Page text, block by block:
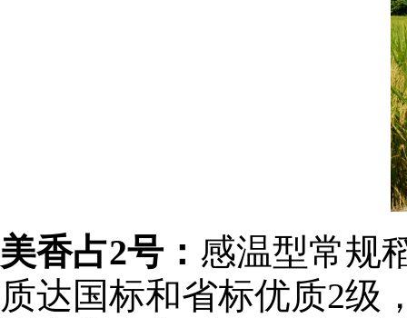
美香占2号： 感温型常规
质达国标和省标优质2级